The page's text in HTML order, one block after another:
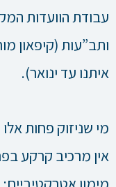
עבודת הוועדות
איתנו עד ינואר).
מי שניזוק פחות
אין מרכיב קרקע